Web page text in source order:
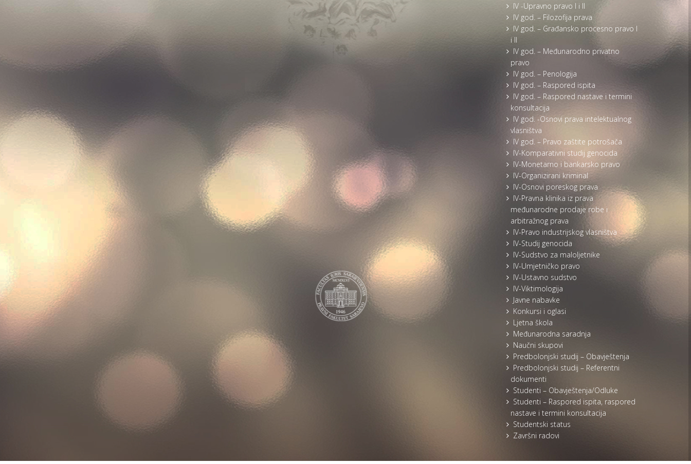
IV -Upravno pravo I i II
IV god. – Filozofija prava
IV god. – Građansko procesno pravo I
i II
IV god. – Međunarodno privatno
pravo
IV god. – Penologija
IV god. – Raspored ispita
IV god. – Raspored nastave i termini
konsultacija
IV god. -Osnovi prava intelektualnog
vlasništva
IV god. – Pravo zaštite potrošača
IV-Komparativni studij genocida
IV-Monetarno i bankarsko pravo
IV-Organizirani kriminal
IV-Osnovi poreskog prava
IV-Pravna klinika iz prava
međunarodne prodaje robe i
arbitražnog prava
IV-Pravo industrijskog vlasništva
IV-Studij genocida
IV-Sudstvo za maloljetnike
IV-Umjetničko pravo
IV-Ustavno sudstvo
IV-Viktimologija
Javne nabavke
Konkursi i oglasi
Ljetna škola
Međunarodna saradnja
Naučni skupovi
Predbolonjski studij – Obavještenja
Predbolonjski studij – Referentni
dokumenti
Studenti – Obavještenja/Odluke
Studenti – Raspored ispita, raspored
nastave i termini konsultacija
Studentski status
Završni radovi